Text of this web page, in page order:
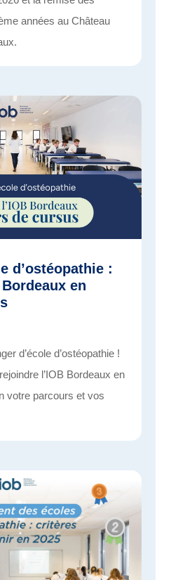
années au Château
d’ostéopathie :
en
d’école d’ostéopathie !
l’IOB Bordeaux en
votre parcours et vos